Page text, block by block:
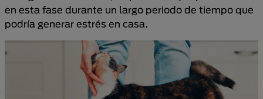
en esta fase durante un largo periodo de tiempo que
podría generar estrés en casa.